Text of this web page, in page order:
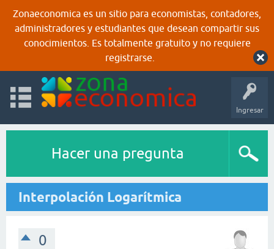
Zonaeconomica es un sitio para economistas, contadores,
administradores y estudiantes que desean compartir sus
conocimientos. Es totalmente gratuito y no requiere
registrarse.
Ingresar
Hacer una pregunta
Interpolación Logarítmica
0